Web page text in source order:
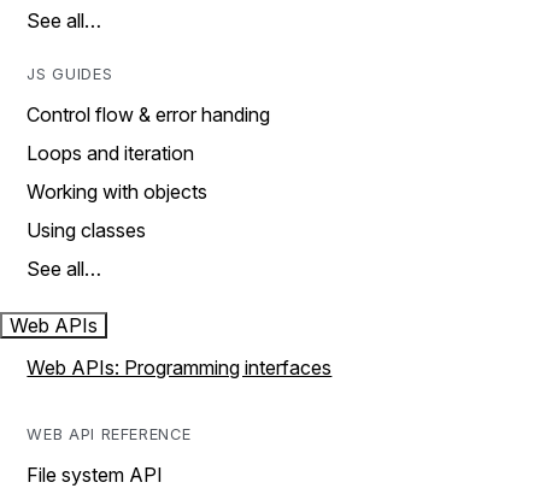
See all…
JS GUIDES
Control flow & error handing
Loops and iteration
Working with objects
Using classes
See all…
Web APIs
Web APIs: Programming interfaces
WEB API REFERENCE
File system API